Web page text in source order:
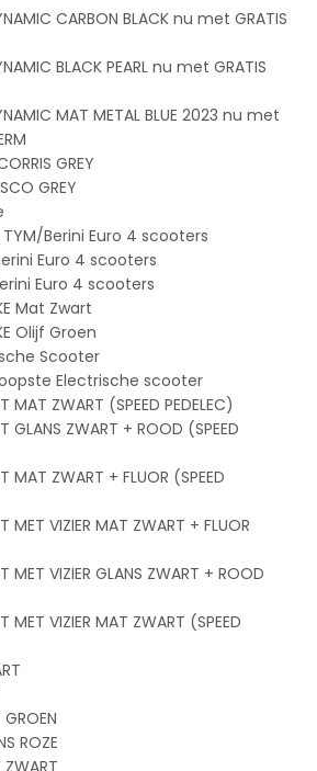
CARBON BLACK nu met GRATIS
BLACK PEARL nu met GRATIS
MAT METAL BLUE 2023 nu met
GREY
GREY
Berini Euro 4 scooters
Euro 4 scooters
Euro 4 scooters
Mat Zwart
Olijf Groen
Scooter
Electrische scooter
MAT ZWART (SPEED PEDELEC)
GLANS ZWART + ROOD (SPEED
MAT ZWART + FLUOR (SPEED
MET VIZIER MAT ZWART + FLUOR
MET VIZIER GLANS ZWART + ROOD
MET VIZIER MAT ZWART (SPEED
GROEN
ROZE